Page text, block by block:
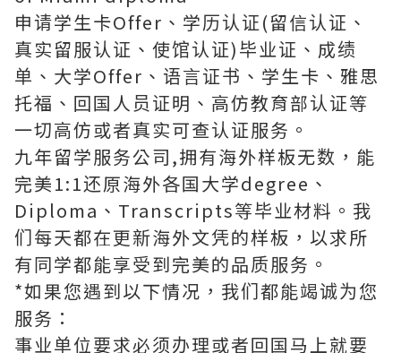
申请学生卡Offer、学历认证(留信认证、
真实留服认证、使馆认证)毕业证、成绩
单、大学Offer、语言证书、学生卡、雅思
托福、回国人员证明、高仿教育部认证等
一切高仿或者真实可查认证服务。
九年留学服务公司,拥有海外样板无数，能
完美1:1还原海外各国大学degree、
Diploma、Transcripts等毕业材料。我
们每天都在更新海外文凭的样板，以求所
有同学都能享受到完美的品质服务。
*如果您遇到以下情况，我们都能竭诚为您
服务：
事业单位要求必须办理或者回国马上就要